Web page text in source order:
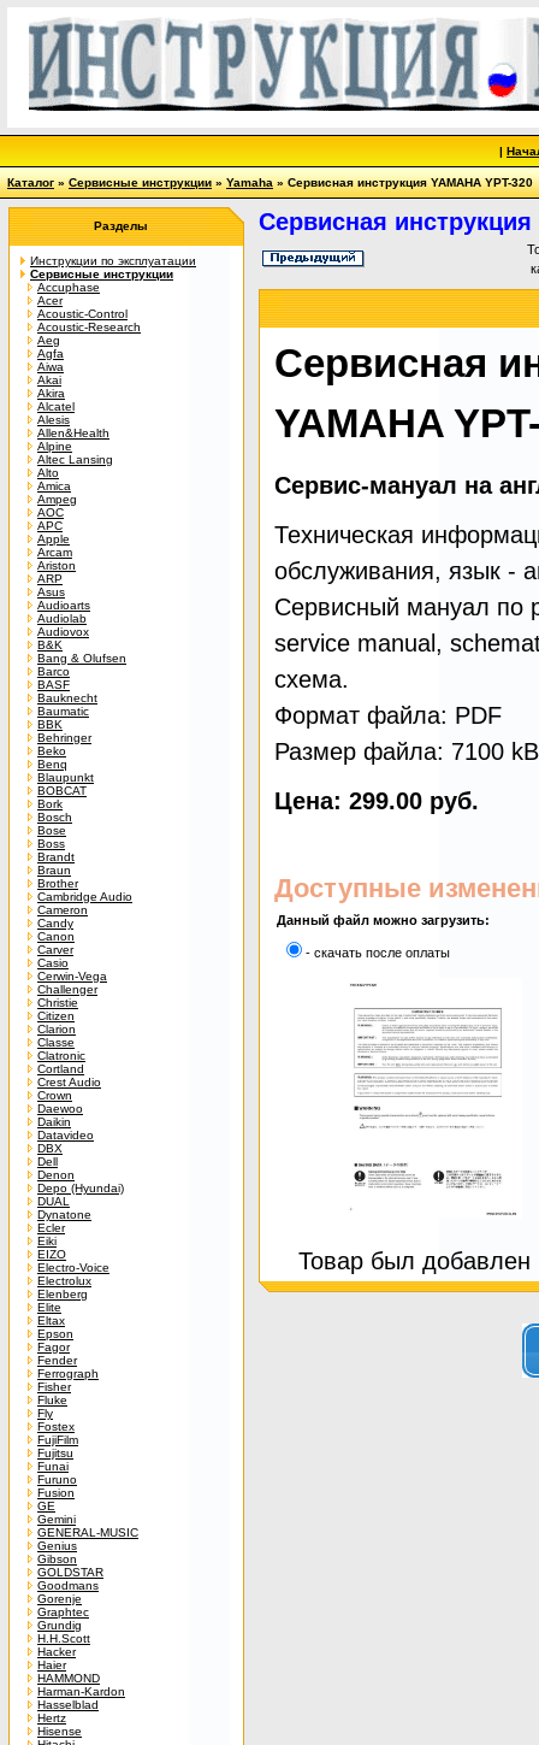
|
Каталог»Сервисные инструкции»Yamaha» Сервисная инструкция YAMAHA YPT-320
Разделы
Инструкции по эксплуатации
Сервисные инструкции
Accuphase
Acer
Acoustic-Control
Acoustic-Research
Aeg
Agfa
Aiwa
Akai
Akira
Alcatel
Alesis
Allen&Health
Alpine
Altec Lansing
Alto
Amica
Ampeg
AOC
APC
Apple
Arcam
Ariston
ARP
Asus
Audioarts
Audiolab
Audiovox
B&K
Bang & Olufsen
Barco
BASF
Bauknecht
Baumatic
BBK
Behringer
Beko
Benq
Blaupunkt
BOBCAT
Bork
Bosch
Bose
Boss
Brandt
Braun
Brother
Cambridge Audio
Cameron
Candy
Canon
Carver
Casio
Cerwin-Vega
Challenger
Christie
Citizen
Clarion
Classe
Clatronic
Cortland
Crest Audio
Crown
Daewoo
Daikin
Datavideo
DBX
Dell
Denon
Depo (Hyundai)
DUAL
Dynatone
Ecler
Eiki
EIZO
Electro-Voice
Electrolux
Elenberg
Elite
Eltax
Epson
Fagor
Fender
Ferrograph
Fisher
Fluke
Fly
Fostex
FujiFilm
Fujitsu
Funai
Furuno
Fusion
GE
Gemini
GENERAL-MUSIC
Genius
Gibson
GOLDSTAR
Goodmans
Gorenje
Graphtec
Grundig
H.H.Scott
Hacker
Haier
HAMMOND
Harman-Kardon
Hasselblad
Hertz
Hisense
Сервисная инструкция
Сервисная
YAMAHA
Сервис-мануал на
Техническая
обслуживания, язык -
Сервисный мануал по
service manual,
схема.
Формат файла: PDF
Размер файла: 7100 kB
Цена: 299.00 руб.
Доступные
Данный файл можно загрузить:
- скачать после оплаты
Товар был добавлен